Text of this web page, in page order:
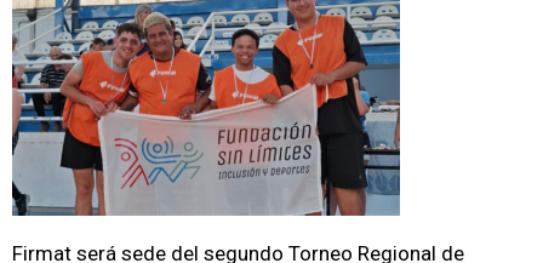
Firmat será sede del segundo Torneo Regional de